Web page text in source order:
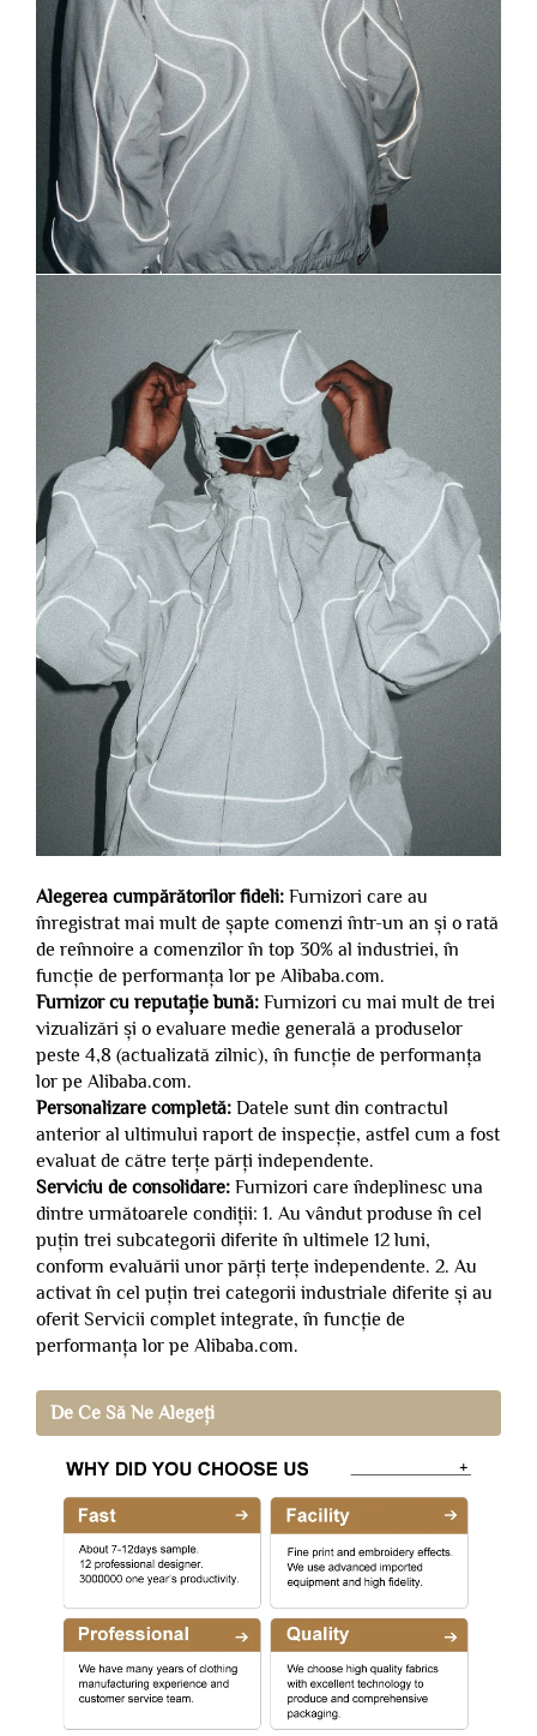
Alegerea cumpărătorilor fideli: Furnizori care au
înregistrat mai mult de șapte comenzi într-un an și o rată
de reînnoire a comenzilor în top 30% al industriei, în
funcție de performanța lor pe Alibaba.com.
Furnizor cu reputație bună: Furnizori cu mai mult de trei
vizualizări și o evaluare medie generală a produselor
peste 4,8 (actualizată zilnic), în funcție de performanța
lor pe Alibaba.com.
Personalizare completă: Datele sunt din contractul
anterior al ultimului raport de inspecție, astfel cum a fost
evaluat de către terțe părți independente.
Serviciu de consolidare: Furnizori care îndeplinesc una
dintre următoarele condiții: 1. Au vândut produse în cel
puțin trei subcategorii diferite în ultimele 12 luni,
conform evaluării unor părți terțe independente. 2. Au
activat în cel puțin trei categorii industriale diferite și au
oferit Servicii complet integrate, în funcție de
performanța lor pe Alibaba.com.
De Ce Să Ne Alegeți